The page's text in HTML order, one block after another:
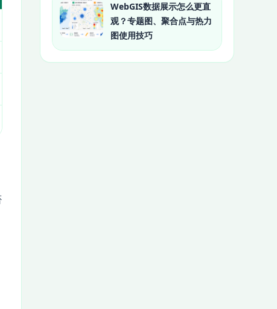
WebGIS数据展示怎么更直
观？专题图、聚合点与热力
图使用技巧